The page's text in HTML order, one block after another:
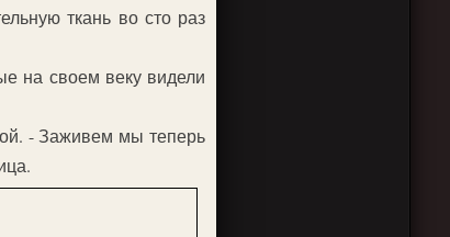
ткань во сто раз
на своем веку видели
- Заживем мы теперь